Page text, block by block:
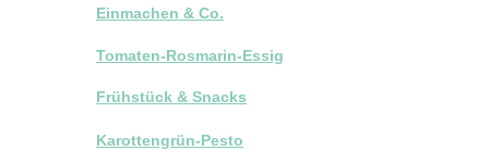
Einmachen & Co.
Tomaten-Rosmarin-Essig
Frühstück & Snacks
Karottengrün-Pesto